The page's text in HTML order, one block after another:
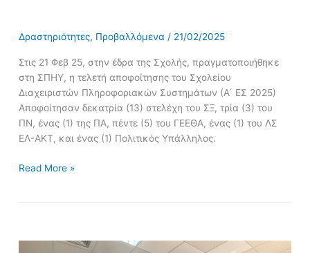
Δραστηριότητες, Προβαλλόμενα / 21/02/2025
Στις 21 Φεβ 25, στην έδρα της Σχολής, πραγματοποιήθηκε
στη ΣΠΗΥ, η τελετή αποφοίτησης του Σχολείου
Διαχειριστών Πληροφοριακών Συστημάτων (Α΄ ΕΣ 2025)
Αποφοίτησαν δεκατρία (13) στελέχη του ΣΞ, τρία (3) του
ΠΝ, ένας (1) της ΠΑ, πέντε (5) του ΓΕΕΘΑ, ένας (1) του ΛΣ
ΕΛ-ΑΚΤ, και ένας (1) Πολιτικός Υπάλληλος.
Read More »